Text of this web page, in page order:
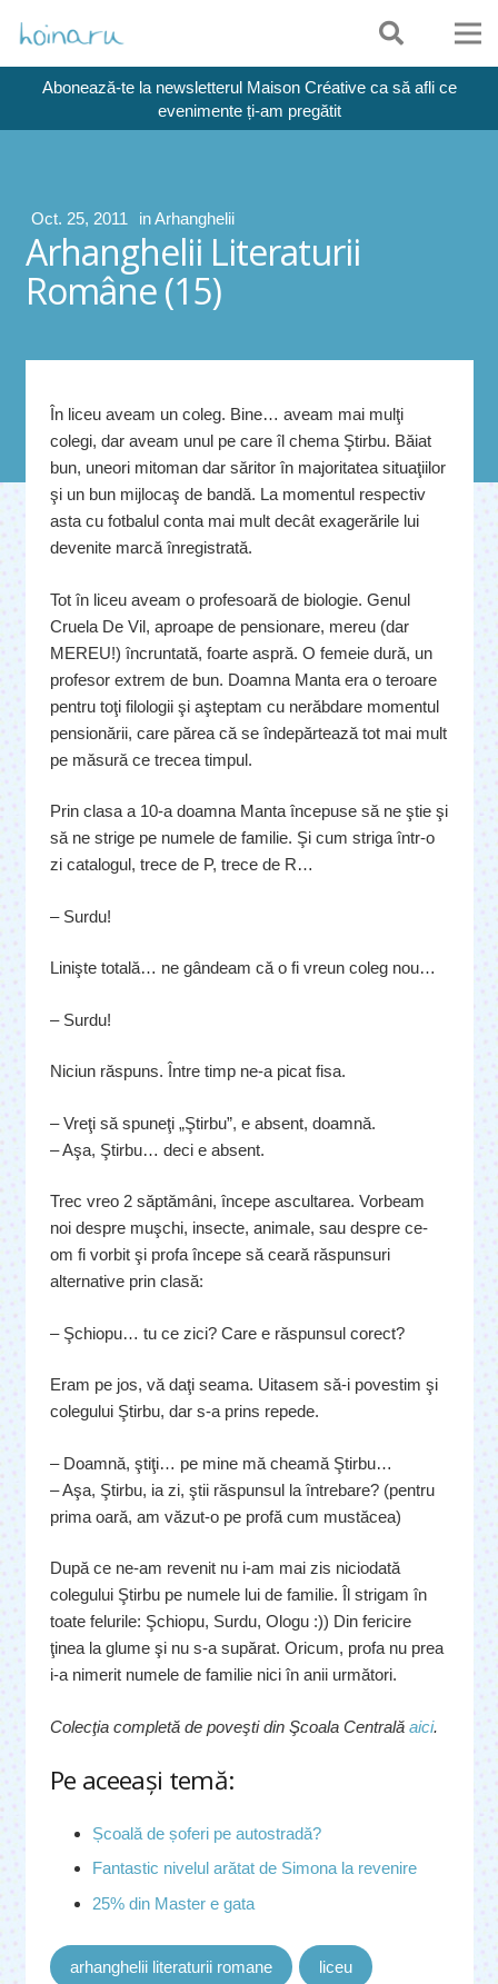
Abonează-te la newsletterul Maison Créative ca să afli ce
evenimente ți-am pregătit
Oct. 25, 2011 inArhanghelii
Arhanghelii Literaturii
Române (15)
În liceu aveam un coleg. Bine… aveam mai mulţi
colegi, dar aveam unul pe care îl chema Ştirbu. Băiat
bun, uneori mitoman dar săritor în majoritatea situaţiilor
şi un bun mijlocaş de bandă. La momentul respectiv
asta cu fotbalul conta mai mult decât exagerările lui
devenite marcă înregistrată.
Tot în liceu aveam o profesoară de biologie. Genul
Cruela De Vil, aproape de pensionare, mereu (dar
MEREU!) încruntată, foarte aspră. O femeie dură, un
profesor extrem de bun. Doamna Manta era o teroare
pentru toţi filologii şi aşteptam cu nerăbdare momentul
pensionării, care părea că se îndepărtează tot mai mult
pe măsură ce trecea timpul.
Prin clasa a 10-a doamna Manta începuse să ne ştie şi
să ne strige pe numele de familie. Şi cum striga într-o
zi catalogul, trece de P, trece de R…
– Surdu!
Linişte totală… ne gândeam că o fi vreun coleg nou…
– Surdu!
Niciun răspuns. Între timp ne-a picat fisa.
– Vreţi să spuneţi „Ştirbu”, e absent, doamnă.
– Aşa, Ştirbu… deci e absent.
Trec vreo 2 săptămâni, începe ascultarea. Vorbeam
noi despre muşchi, insecte, animale, sau despre ce-
om fi vorbit şi profa începe să ceară răspunsuri
alternative prin clasă:
– Şchiopu… tu ce zici? Care e răspunsul corect?
Eram pe jos, vă daţi seama. Uitasem să-i povestim şi
colegului Ştirbu, dar s-a prins repede.
– Doamnă, ştiţi… pe mine mă cheamă Ştirbu…
– Aşa, Ştirbu, ia zi, ştii răspunsul la întrebare? (pentru
prima oară, am văzut-o pe profă cum mustăcea)
După ce ne-am revenit nu i-am mai zis niciodată
colegului Ştirbu pe numele lui de familie. Îl strigam în
toate felurile: Şchiopu, Surdu, Ologu :)) Din fericire
ţinea la glume şi nu s-a supărat. Oricum, profa nu prea
i-a nimerit numele de familie nici în anii următori.
Colecţia completă de poveşti din Şcoala Centrală aici.
Pe aceeaşi temă:
Școală de șoferi pe autostradă?
Fantastic nivelul arătat de Simona la revenire
25% din Master e gata
arhanghelii literaturii romane liceu